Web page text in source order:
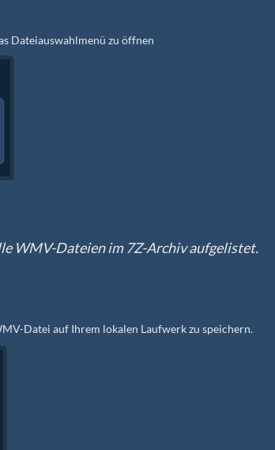
Dateiauswahlmenü zu öffnen
WMV-Dateien im 7Z-Archiv aufgelistet.
Datei auf Ihrem lokalen Laufwerk zu speichern.